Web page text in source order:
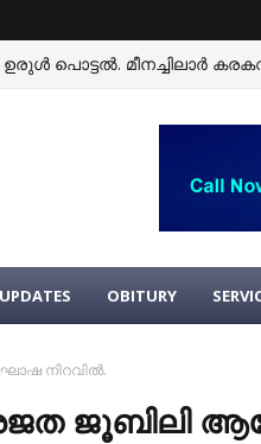
പൊട്ടല്‍. മീനച്ചിലാര്‍
OBITURY
നിറവില്‍.
ജൂബിലി